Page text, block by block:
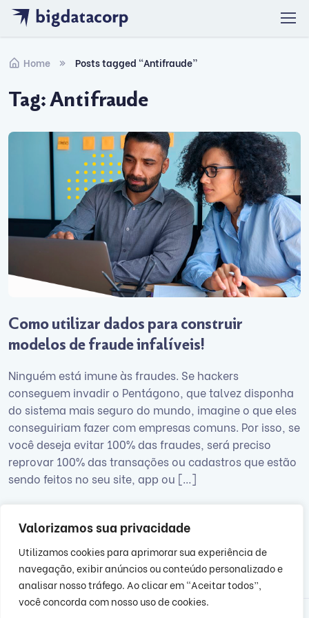
Valorizamos sua privacidade
Utilizamos cookies para aprimorar sua experiência de
navegação, exibir anúncios ou conteúdo personalizado e
analisar nosso tráfego. Ao clicar em “Aceitar todos”,
você concorda com nosso uso de cookies.
Skip to navigation
Skip to content
Home Posts tagged “Antifraude”
Tag:Antifraude
Como utilizar dados para construir
modelos de fraude infalíveis!
Ninguém está imune às fraudes. Se hackers
conseguem invadir o Pentágono, que talvez disponha
do sistema mais seguro do mundo, imagine o que eles
conseguiriam fazer com empresas comuns. Por isso, se
você deseja evitar 100% das fraudes, será preciso
reprovar 100% das transações ou cadastros que estão
sendo feitos no seu site, app ou […]